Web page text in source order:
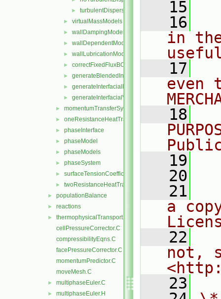
► turbulentDispersionModel
► virtualMassModels
► wallDampingModels
► wallDependentModel
► wallLubricationModels
► correctFixedFluxBCs.H
► generateBlendedInterfacialModels.H
► generateInterfacialModels.H
► generateInterfacialValues.H
► momentumTransferSystem
► oneResistanceHeatTransfer
► phaseInterface
► phaseModel
► phaseModels
► phaseSystem
► surfaceTensionCoefficientModels
► twoResistanceHeatTransfer
► populationBalance
► reactions
►
thermophysicalTransportModels
cellPressureCorrector.C
compressibilityEqns.C
facePressureCorrector.C
momentumPredictor.C
moveMesh.C
► multiphaseEuler.C
► multiphaseEuler.H
   15
   16
in
   17
even
   18
   19
   20
   21
a
   22
not,
   23